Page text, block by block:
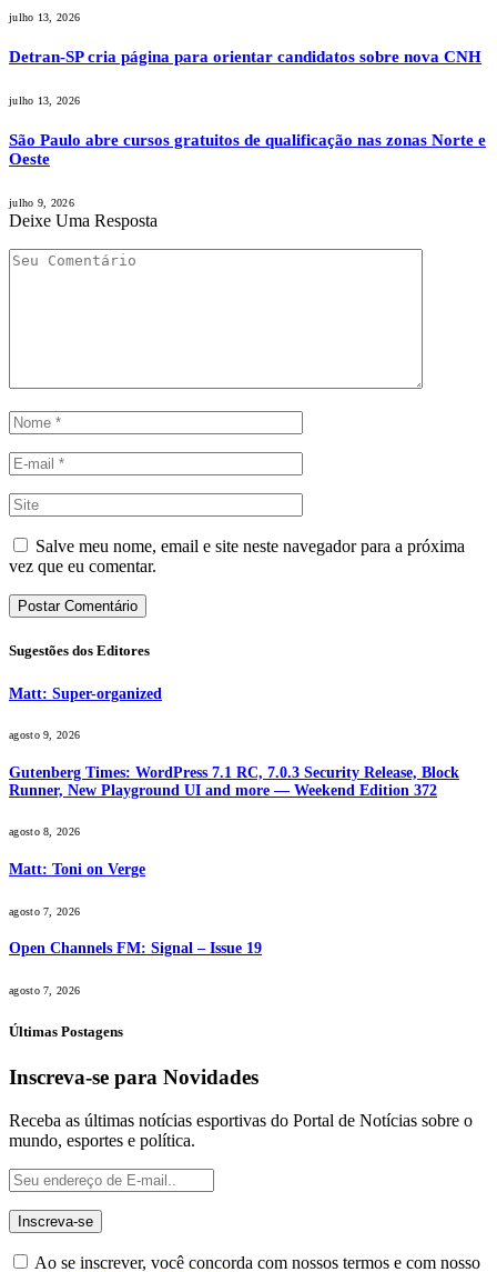
julho 13, 2026
Detran-SP cria página para orientar candidatos sobre nova CNH
julho 13, 2026
São Paulo abre cursos gratuitos de qualificação nas zonas Norte e
Oeste
julho 9, 2026
Deixe Uma Resposta
Salve meu nome, email e site neste navegador para a próxima
vez que eu comentar.
Sugestões dos Editores
Matt: Super-organized
agosto 9, 2026
Gutenberg Times: WordPress 7.1 RC, 7.0.3 Security Release, Block
Runner, New Playground UI and more — Weekend Edition 372
agosto 8, 2026
Matt: Toni on Verge
agosto 7, 2026
Open Channels FM: Signal – Issue 19
agosto 7, 2026
Últimas Postagens
Inscreva-se para Novidades
Receba as últimas notícias esportivas do Portal de Notícias sobre o
mundo, esportes e política.
Ao se inscrever, você concorda com nossos termos e com nosso